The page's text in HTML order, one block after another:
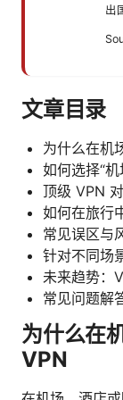
出
文章目录
为什么在机
如何选择“
顶级 VPN
如何在旅行
常见误区与
针对不同场
未来趋势：
常见问题解
为什么在
VPN